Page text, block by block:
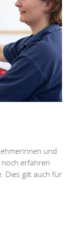
und
noch erfahren
Dies gilt auch für